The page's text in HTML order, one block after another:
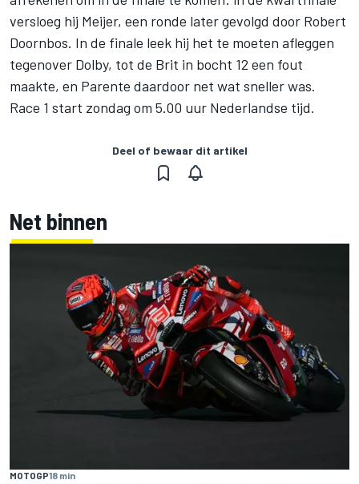
versloeg hij Meijer, een ronde later gevolgd door Robert
Doornbos. In de finale leek hij het te moeten afleggen
tegenover Dolby, tot de Brit in bocht 12 een fout
maakte, en Parente daardoor net wat sneller was.
Race 1 start zondag om 5.00 uur Nederlandse tijd.
Deel of bewaar dit artikel
Net binnen
MOTOGP18 min